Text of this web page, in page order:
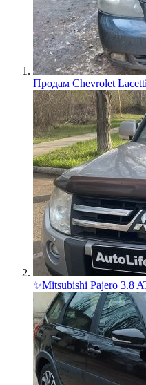
Продам Chevrolet
✨Mitsubishi Pajero 3.8